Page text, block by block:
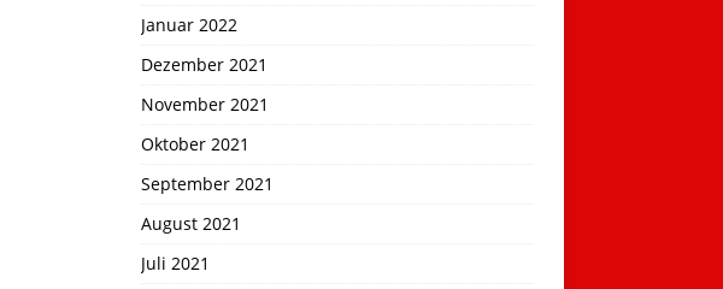
Januar 2022
Dezember 2021
November 2021
Oktober 2021
September 2021
August 2021
Juli 2021